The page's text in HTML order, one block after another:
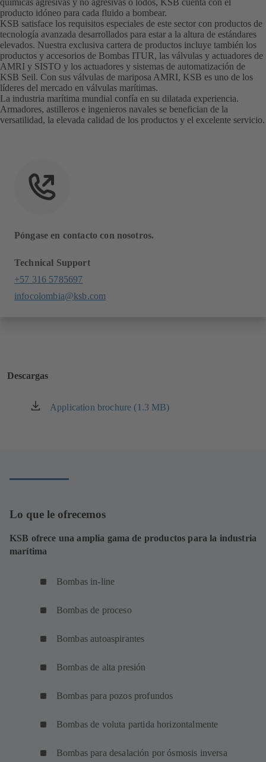
producto idóneo para cada fluido a bombear.
KSB satisface los requisitos especiales de este sector con productos de
tecnología avanzada desarrollados para estar a la altura de estándares
elevados. Nuestra exclusiva cartera de productos incluye también los
productos y accesorios de Bombas ITUR, las válvulas y actuadores de
AMRI y SISTO y los actuadores y sistemas de automatización de
KSB Seil. Con sus válvulas de mariposa AMRI, KSB es uno de los
líderes del mercado en válvulas marítimas.
La industria marítima mundial confía en su dilatada experiencia.
Armadores, astilleros e ingenieros navales se benefician de la
versatilidad, la elevada calidad de los productos y el excelente servicio.
Póngase en contacto con nosotros.
Technical Support
+57 316 5785697
infocolombia@ksb.com
Descargas
Application brochure (1.3 MB)
(se
Lo que le ofrecemos
KSB ofrece una amplia gama de productos para la industria
marítima
Bombas in-line
Bombas de proceso
Bombas autoaspirantes
Bombas de alta presión
Bombas para pozos profundos
Bombas de voluta partida horizontalmente
Bombas para desalación por ósmosis inversa